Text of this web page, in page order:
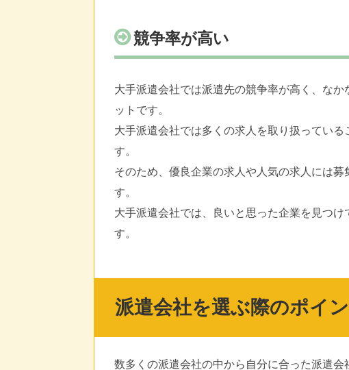
競争率が高い
大手派遣会社では派遣先の競争率が高く、な
ットです。
大手派遣会社では多くの求人を取り扱ってい
す。
そのため、優良企業の求人や人気の求人には
す。
大手派遣会社では、良いと思った企業を見つ
す。
派遣会社を選ぶ際のポイ
数多くの派遣会社の中から自分に合った派遣